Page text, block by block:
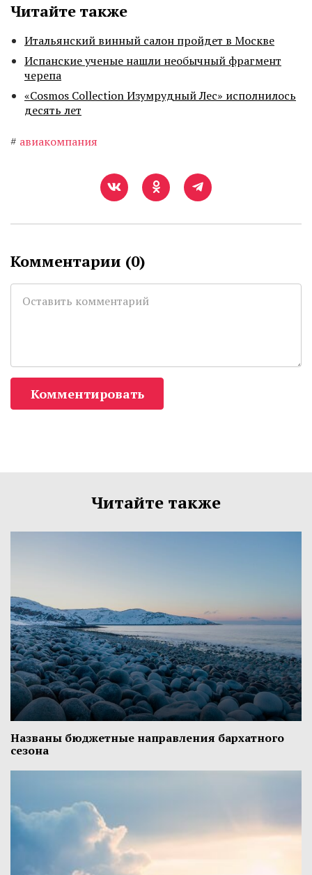
Читайте также
Итальянский винный салон пройдет в Москве
Испанские ученые нашли необычный фрагмент
черепа
«Cosmos Collection Изумрудный Лес» исполнилось
десять лет
# авиакомпания
Комментарии (0)
Комментировать
Читайте также
Названы бюджетные направления бархатного
сезона